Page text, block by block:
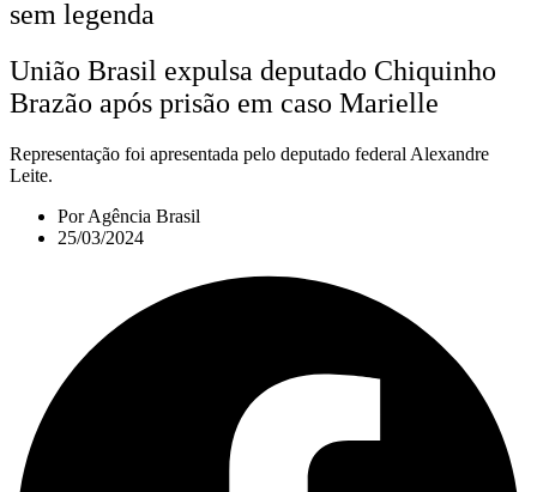
sem legenda
União Brasil expulsa deputado Chiquinho
Brazão após prisão em caso Marielle
Representação foi apresentada pelo deputado federal Alexandre
Leite.
PorAgência Brasil
25/03/2024